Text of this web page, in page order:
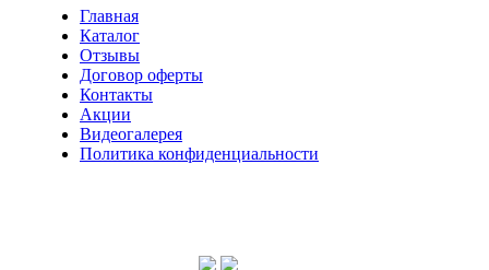
Главная
Каталог
Отзывы
Договор оферты
Контакты
Акции
Видеогалерея
Политика конфиденциальности